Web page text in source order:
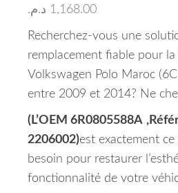
1,168.00 د.م.
Recherchez-vous une
remplacement fiable pour
Volkswagen Polo Maroc
entre 2009 et 2014? Ne
(L’OEM 6R0805588A
2206002)est exactement
besoin pour restaurer
fonctionnalité de votre